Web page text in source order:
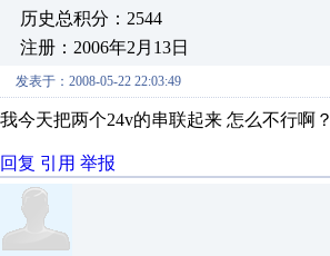
历史总积分：2544
注册：2006年2月13日
发表于：2008-05-22 22:03:49
我今天把两个24v的串联起来 怎么不行啊？
回复 引用 举报